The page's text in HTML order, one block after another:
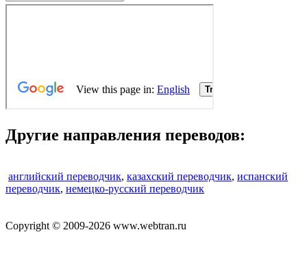
Другие направления переводов:
английский переводчик, казахский переводчик, испанский
переводчик, немецко-русский переводчик
Copyright © 2009-2026 www.webtran.ru